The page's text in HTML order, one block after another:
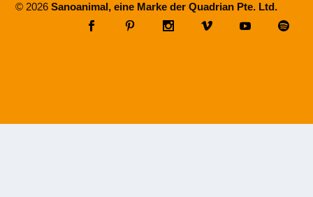
© 2026Sanoanimal, eine Marke der Quadrian Pte. Ltd.